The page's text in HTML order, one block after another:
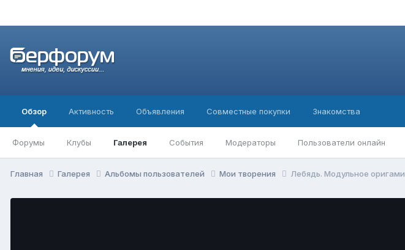
Обзор
Форумы Клубы Галерея События Модераторы Пользователи онлайн
Активность Объявления Совместные покупки Знакомства
Главная Галерея Альбомы пользователей Мои творения Лебядь. Модульное оригами